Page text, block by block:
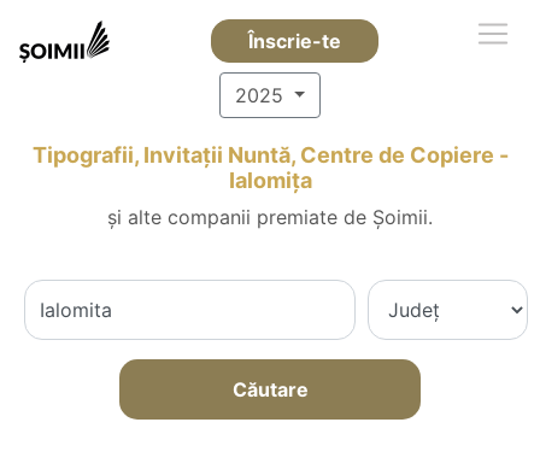
Înscrie-te
2025
Tipografii, Invitații Nuntă, Centre de Copiere -
Ialomiţa
și alte companii premiate de Șoimii.
Căutare